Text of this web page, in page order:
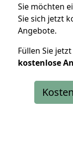
Sie möchten
Sie sich jetzt
Angebote.
Füllen Sie
kostenlose